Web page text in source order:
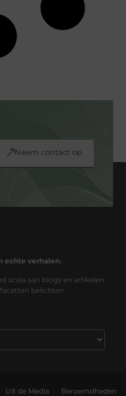
Neem contact op
echte verhalen.
scala aan blogs en artikelen
belichten.
Uit de Media Beroemdheden